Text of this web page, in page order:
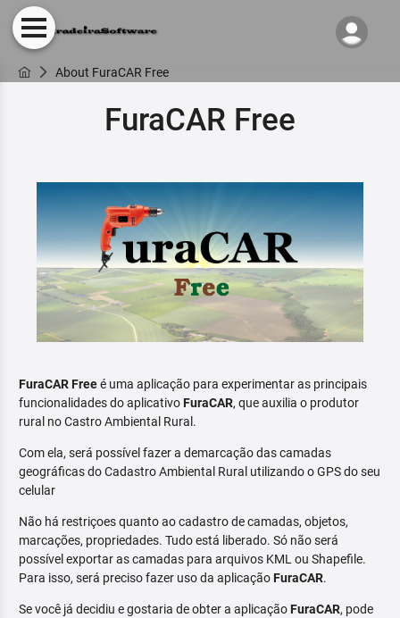
About FuraCAR Free
FuraCAR Free
FuraCAR Freeé uma aplicação para experimentar as principais
funcionalidades do aplicativoFuraCAR, que auxilia o produtor
rural no Castro Ambiental Rural.
Com ela, será possível fazer a demarcação das camadas
geográficas do Cadastro Ambiental Rural utilizando o GPS do seu
celular
Não há restriçoes quanto ao cadastro de camadas, objetos,
marcações, propriedades. Tudo está liberado. Só não será
possível exportar as camadas para arquivos KML ou Shapefile.
Para isso, será preciso fazer uso da aplicaçãoFuraCAR.
Se você já decidiu e gostaria de obter a aplicaçãoFuraCAR, pode